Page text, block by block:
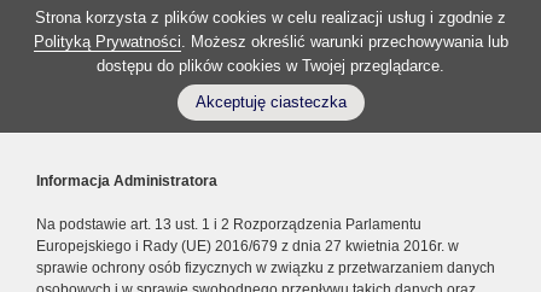
Strona korzysta z plików cookies w celu realizacji usług i zgodnie z
Polityką Prywatności. Możesz określić warunki przechowywania lub
dostępu do plików cookies w Twojej przeglądarce.
Akceptuję ciasteczka
Informacja Administratora
Na podstawie art. 13 ust. 1 i 2 Rozporządzenia Parlamentu
Europejskiego i Rady (UE) 2016/679 z dnia 27 kwietnia 2016r. w
sprawie ochrony osób fizycznych w związku z przetwarzaniem danych